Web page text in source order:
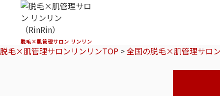
脱毛×肌管理サロン リンリン
脱毛×肌管理サロンリンリンTOP >全国の脱毛×肌管理サロ